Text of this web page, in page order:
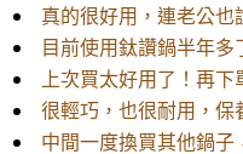
真的很好用，連老公也
目前使用鈦讚鍋半年
上次買太好用了！再
很輕巧，也很耐用，保
中間一度換買其他鍋